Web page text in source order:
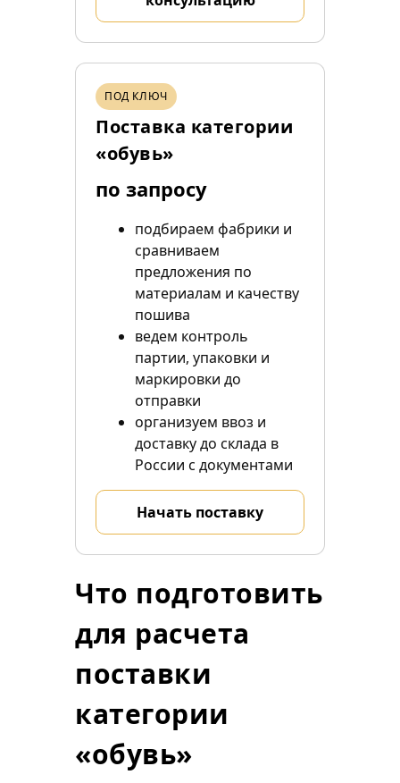
ПОД КЛЮЧ
Поставка категории
«обувь»
по запросу
подбираем фабрики и
сравниваем
предложения по
материалам и качеству
пошива
ведем контроль
партии, упаковки и
маркировки до
отправки
организуем ввоз и
доставку до склада в
России с документами
Начать поставку
Что подготовить
для расчета
поставки
категории
«обувь»